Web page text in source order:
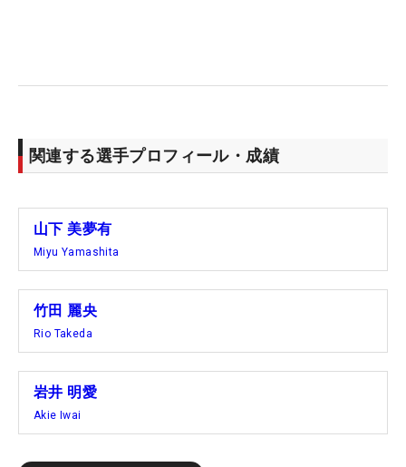
関連する選手プロフィール・成績
山下 美夢有
Miyu Yamashita
竹田 麗央
Rio Takeda
岩井 明愛
Akie Iwai